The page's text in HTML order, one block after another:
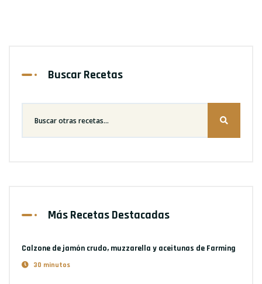
Buscar Recetas
Más Recetas Destacadas
Calzone de jamón crudo, muzzarella y aceitunas de Farming
30 minutos